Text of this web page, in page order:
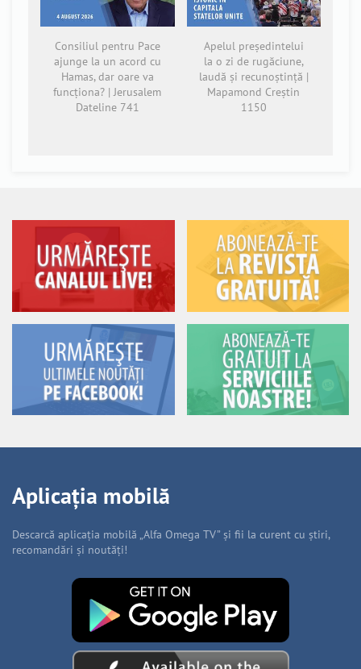
Consiliul pentru Pace
ajunge la un acord cu
Hamas, dar oare va
funcționa? | Jerusalem
Dateline 741
Apelul președintelui
la o zi de rugăciune,
laudă și recunoștință |
Mapamond Creștin
1150
Aplicația mobilă
Descarcă aplicația mobilă „Alfa Omega TV” și fii la curent cu știri,
recomandări și noutăți!